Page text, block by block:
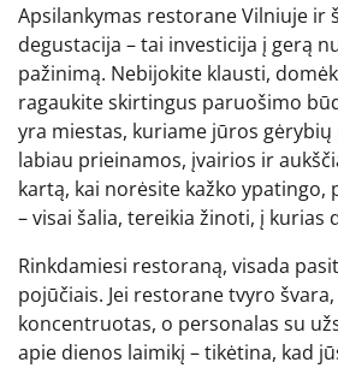
Apsilankymas restorane Vilniuje ir
degustacija – tai investicija į gerą
pažinimą. Nebijokite klausti,
ragaukite skirtingus paruošimo
yra miestas, kuriame jūros
labiau prieinamos, įvairios ir
kartą, kai norėsite kažko ypatingo,
– visai šalia, tereikia žinoti, į kurias
Rinkdamiesi restoraną, visada
pojūčiais. Jei restorane tvyro
koncentruotas, o personalas su
apie dienos laimikį – tikėtina, kad